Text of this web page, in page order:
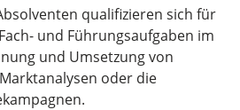
qualifizieren sich für
und Führungsaufgaben im
und Umsetzung von
oder die